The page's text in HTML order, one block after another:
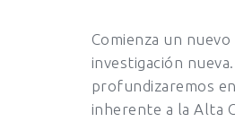
Comienza un
investigación
profundizaremos
inherente a la Alta